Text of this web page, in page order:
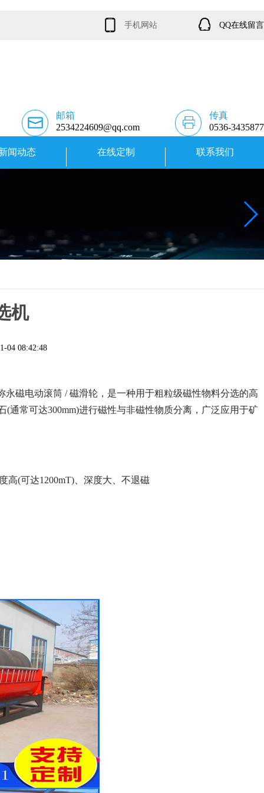
手机网站 QQ在线留言
邮箱
2534224609@qq.com
传真
0536-3435877
闻动态 在线定制 联系我们
磁永磁滚筒
机
04 08:42:48
磁电动滚筒 / 磁滑轮，是一种用于粗粒级磁性物料分选的高
通常可达300mm)进行磁性与非磁性物质分离，广泛应用于矿
高(可达1200mT)、深度大、不退磁